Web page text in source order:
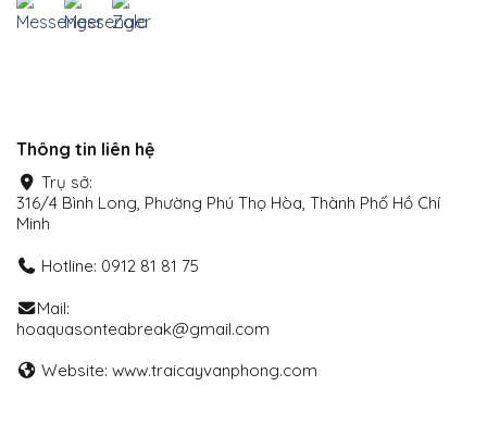
Thông tin liên hệ
Trụ sở:
316/4 Bình Long, Phường Phú Thọ Hòa, Thành Phố Hồ Chí
Minh
Hotline: 0912 81 81 75
Mail:
hoaquasonteabreak@gmail.com
Website: www.traicayvanphong.com